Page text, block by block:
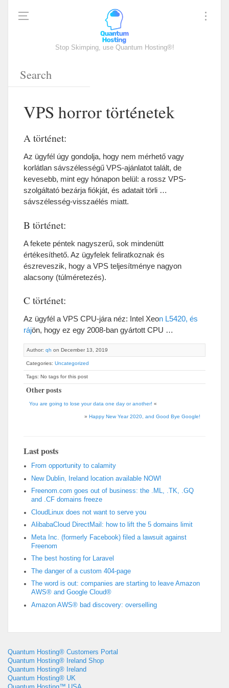
Stop Skimping, use Quantum Hosting®!
VPS horror történetek
A történet:
Az ügyfél úgy gondolja, hogy nem mérhető vagy
korlátlan sávszélességű VPS-ajánlatot talált, de
kevesebb, mint egy hónapon belül: a rossz VPS-
szolgáltató bezárja fiókját, és adatait törli …
sávszélesség-visszaélés miatt.
B történet:
A fekete péntek nagyszerű, sok mindenütt
értékesíthető. Az ügyfelek feliratkoznak és
észreveszik, hogy a VPS teljesítménye nagyon
alacsony (túlméretezés).
C történet:
Az ügyfél a VPS CPU-jára néz: Intel Xeon L5420, és
rájön, hogy ez egy 2008-ban gyártott CPU …
Author: qh on December 13, 2019
Categories: Uncategorized
Tags: No tags for this post
Other posts
You are going to lose your data one day or another! «
» Happy New Year 2020, and Good Bye Google!
Last posts
From opportunity to calamity
New Dublin, Ireland location available NOW!
Freenom.com goes out of business: the .ML, .TK, .GQ
and .CF domains freeze
CloudLinux does not want to serve you
AlibabaCloud DirectMail: how to lift the 5 domains limit
Meta Inc. (formerly Facebook) filed a lawsuit against
Freenom
The best hosting for Laravel
The danger of a custom 404-page
The word is out: companies are starting to leave Amazon
AWS® and Google Cloud®
Amazon AWS® bad discovery: overselling
Quantum Hosting® Customers Portal
Quantum Hosting® Ireland Shop
Quantum Hosting® Ireland
Quantum Hosting® UK